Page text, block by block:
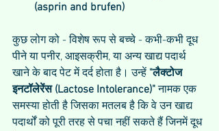
(asprin and brufen)
कुछ लोग को - विशेष रूप से बच्चे - कभी-कभी दूध
पीने या पनीर, आइसक्रीम, या अन्य खाद्य पदार्थ
खाने के बाद पेट में दर्द होता है। उन्हें "लैक्टोज
इनटॉलेरेंस (Lactose Intolerance)" नामक एक
समस्या होती है जिसका मतलब है कि वे उन खाद्य
पदार्थों को पूरी तरह से पचा नहीं सकते हैं जिनमें दूध